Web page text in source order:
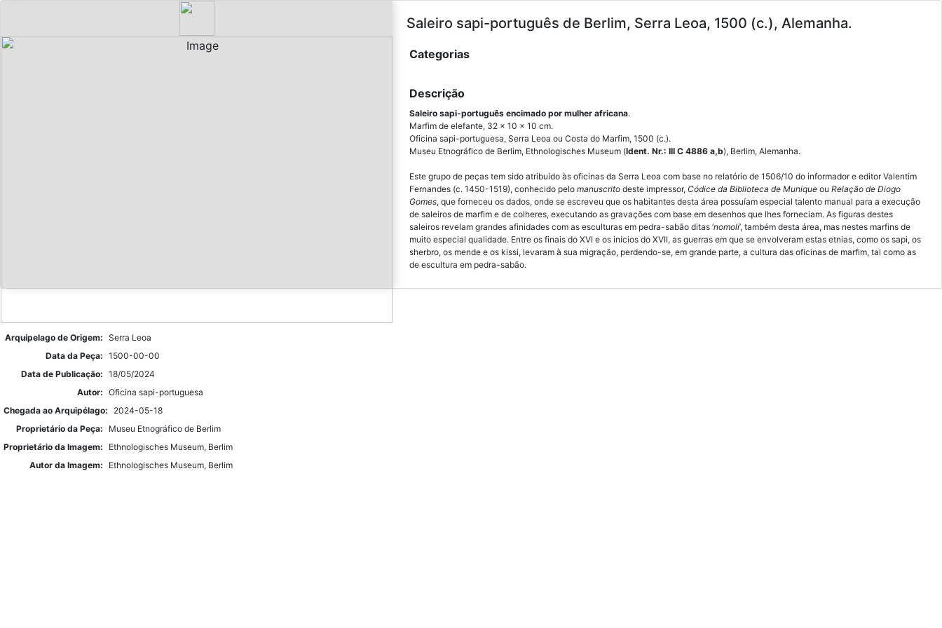
Arquipelago de Origem: Serra Leoa
Data da Peça: 1500-00-00
Data de Publicação: 18/05/2024
Autor: Oficina sapi-portuguesa
Chegada ao Arquipélago:
2024-05-18
Proprietário da Peça:
Museu Etnográfico de Berlim
Proprietário da Imagem:
Ethnologisches Museum, Berlim
Autor da Imagem:
Ethnologisches Museum, Berlim
Saleiro sapi-português de Berlim, Serra Leoa, 1500 (c.), Alemanha.
Categorias
Descrição
Saleiro sapi-português encimado por mulher africana.
Marfim de elefante, 32 x 10 x 10 cm.
Oficina sapi-portuguesa, Serra Leoa ou Costa do Marfim, 1500 (c.).
Museu Etnográfico de Berlim, Ethnologisches Museum (Ident. Nr.: III C 4886 a,b), Berlim, Alemanha.
Este grupo de peças tem sido atribuído às oficinas da Serra Leoa com base no relatório de 1506/10 do informador e editor Valentim
Fernandes (c. 1450-1519), conhecido pelomanuscritodeste impressor,Códice da Biblioteca de Munique ouRelação de Diogo
Gomes, que forneceu os dados, onde se escreveu que os habitantes desta área possuíam especial talento manual para a execução
de saleiros de marfim e de colheres, executando as gravações com base em desenhos que lhes forneciam. As figuras destes
saleiros revelam grandes afinidades com as esculturas em pedra-sabão ditas ‘nomoli’, também desta área, mas nestes marfins de
muito especial qualidade. Entre os finais do XVI e os inícios do XVII, as guerras em que se envolveram estas etnias, como os sapi, os
sherbro, os mende e os kissi, levaram à sua migração, perdendo-se, em grande parte, a cultura das oficinas de marfim, tal como as
de escultura em pedra-sabão.